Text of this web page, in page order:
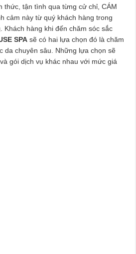
thức, tận tình qua từng cử chỉ, CÁM
cảm này từ quý khách hàng trong
Khách hàng khi đến chăm sóc sắc
SPA sẽ có hai lựa chọn đó là chăm
da chuyên sâu. Những lựa chọn sẽ
gói dịch vụ khác nhau với mức giá